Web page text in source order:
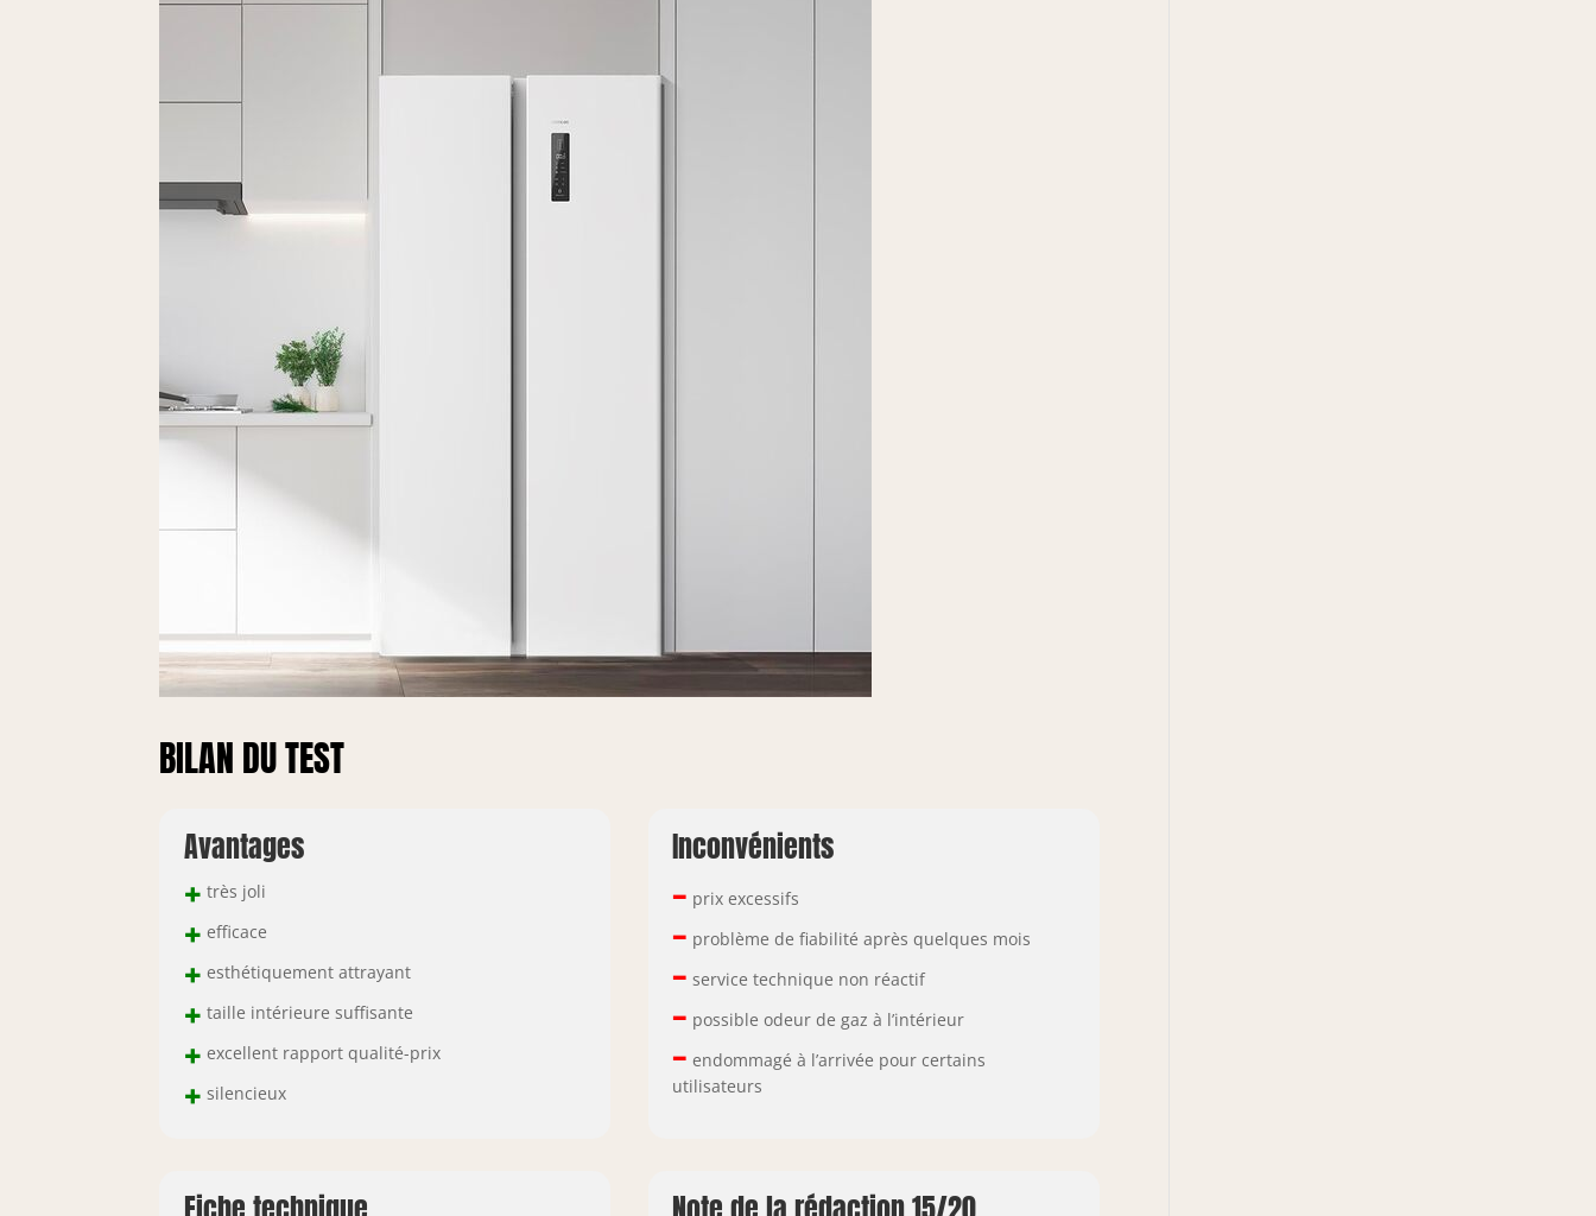
BILAN DU TEST
Avantages
+ très joli
+ efficace
+ esthétiquement attrayant
+ taille intérieure suffisante
+ excellent rapport qualité-prix
+ silencieux
Inconvénients
– prix excessifs
– problème de fiabilité après quelques mois
– service technique non réactif
– possible odeur de gaz à l’intérieur
– endommagé à l’arrivée pour certains
utilisateurs